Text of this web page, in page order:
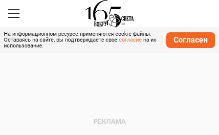
На информационном ресурсе применяются cookie-файлы.
Оставаясь на сайте, вы подтверждаете свое согласие на их
использование.
Согласен